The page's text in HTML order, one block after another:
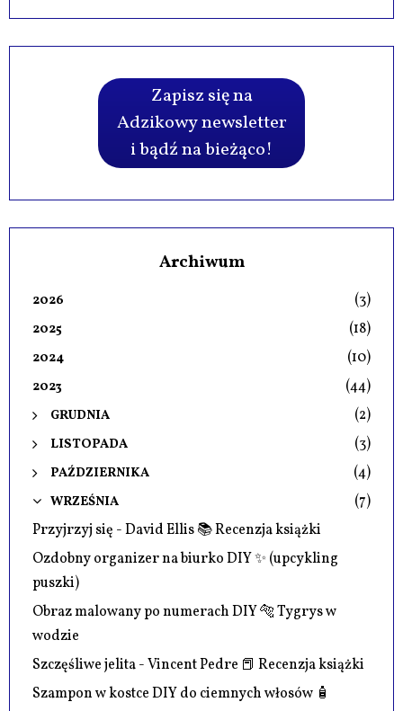
Zapisz się na
Adzikowy newsletter
i bądź na bieżąco!
Archiwum
2026 (3)
2025 (18)
2024 (10)
2023 (44)
GRUDNIA (2)
LISTOPADA (3)
PAŹDZIERNIKA (4)
WRZEŚNIA
(7)
Przyjrzyj się - David Ellis 📚 Recenzja książki
Ozdobny organizer na biurko DIY ✨ (upcykling
puszki)
Obraz malowany po numerach DIY 🐅 Tygrys w
wodzie
Szczęśliwe jelita - Vincent Pedre 📕 Recenzja książki
Szampon w kostce DIY do ciemnych włosów 🧴